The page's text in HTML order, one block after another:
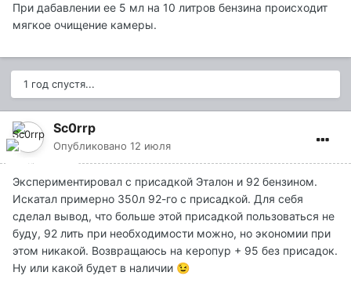
При дабавлении ее 5 мл на 10 литров бензина происходит
мягкое очищение камеры.
1 год спустя...
Sc0rrp
Опубликовано 12 июля
Экспериментировал с присадкой Эталон и 92 бензином.
Искатал примерно 350л 92-го с присадкой. Для себя
сделал вывод, что больше этой присадкой пользоваться не
буду, 92 лить при необходимости можно, но экономии при
этом никакой. Возвращаюсь на керопур + 95 без присадок.
Ну или какой будет в наличии 😉